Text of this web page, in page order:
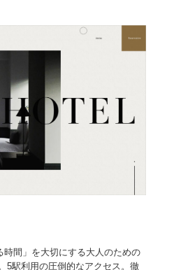
時間」を大切にする大人のための
5駅利用の圧倒的なアクセス。徹